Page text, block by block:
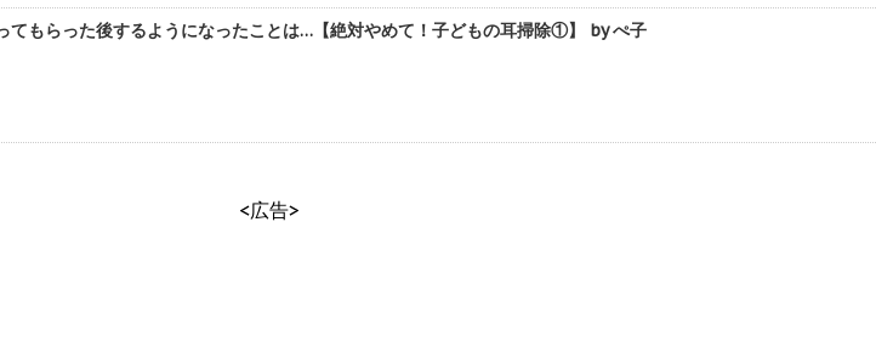
てもらった後するようになったことは…【絶対やめて！子どもの耳掃除①】 by ぺ子
<広告>